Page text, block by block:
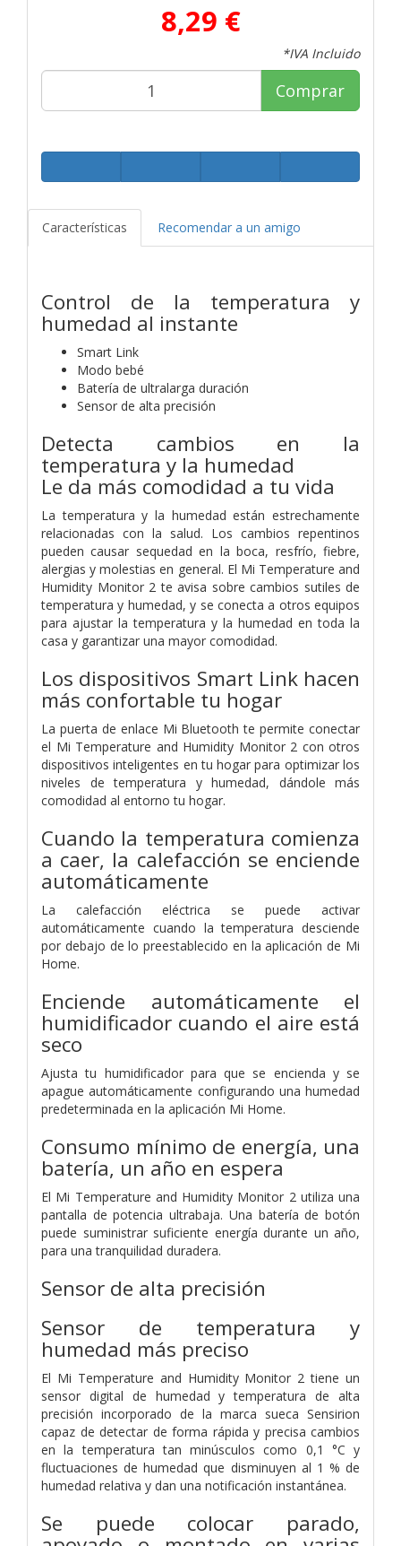
8,29 €
*IVA Incluido
Comprar
Características Recomendar a un amigo
Control de la temperatura y
humedad al instante
Smart Link
Modo bebé
Batería de ultralarga duración
Sensor de alta precisión
Detecta cambios en la
temperatura y la humedad
Le da más comodidad a tu vida
La temperatura y la humedad están estrechamente
relacionadas con la salud. Los cambios repentinos
pueden causar sequedad en la boca, resfrío, fiebre,
alergias y molestias en general. El Mi Temperature and
Humidity Monitor 2 te avisa sobre cambios sutiles de
temperatura y humedad, y se conecta a otros equipos
para ajustar la temperatura y la humedad en toda la
casa y garantizar una mayor comodidad.
Los dispositivos Smart Link hacen
más confortable tu hogar
La puerta de enlace Mi Bluetooth te permite conectar
el Mi Temperature and Humidity Monitor 2 con otros
dispositivos inteligentes en tu hogar para optimizar los
niveles de temperatura y humedad, dándole más
comodidad al entorno tu hogar.
Cuando la temperatura comienza
a caer, la calefacción se enciende
automáticamente
La calefacción eléctrica se puede activar
automáticamente cuando la temperatura desciende
por debajo de lo preestablecido en la aplicación de Mi
Home.
Enciende automáticamente el
humidificador cuando el aire está
seco
Ajusta tu humidificador para que se encienda y se
apague automáticamente configurando una humedad
predeterminada en la aplicación Mi Home.
Consumo mínimo de energía, una
batería, un año en espera
El Mi Temperature and Humidity Monitor 2 utiliza una
pantalla de potencia ultrabaja. Una batería de botón
puede suministrar suficiente energía durante un año,
para una tranquilidad duradera.
Sensor de alta precisión
Sensor de temperatura y
humedad más preciso
El Mi Temperature and Humidity Monitor 2 tiene un
sensor digital de humedad y temperatura de alta
precisión incorporado de la marca sueca Sensirion
capaz de detectar de forma rápida y precisa cambios
en la temperatura tan minúsculos como 0,1 °C y
fluctuaciones de humedad que disminuyen al 1 % de
humedad relativa y dan una notificación instantánea.
Se puede colocar parado,